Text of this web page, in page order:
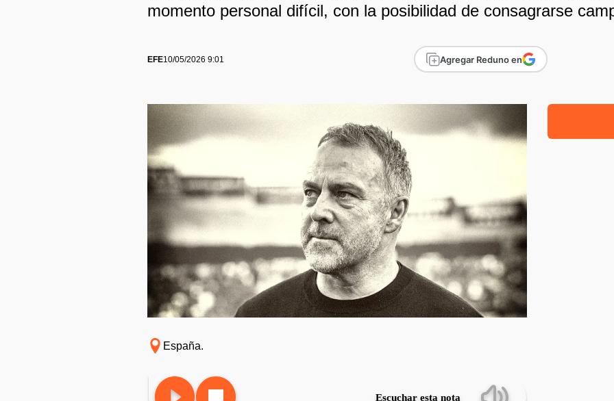
momento personal difícil, con la posibilidad de consagrarse
EFE10/05/2026 9:01 Agregar Reduno en
España.
Escuchar esta nota